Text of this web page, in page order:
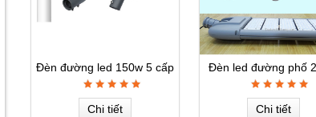
Đèn đường led 150w 5 cấp
công suất
Chi tiết
Đèn led đường phố
Chi tiết